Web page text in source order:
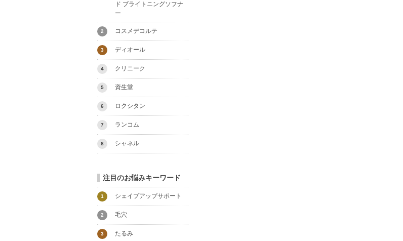
ド ブライトニングソフナ
ー
2 コスメデコルテ
3 ディオール
4 クリニーク
5 資生堂
6 ロクシタン
7 ランコム
8 シャネル
注目のお悩みキーワード
1 シェイプアップサポート
2 毛穴
3 たるみ